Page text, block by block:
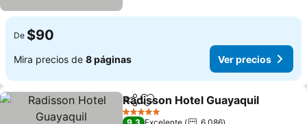
De $90
Mira precios de 8 páginas Ver precios
CompartirAgregar a favoritos
Radisson Hotel Guayaquil
5 Estrellas